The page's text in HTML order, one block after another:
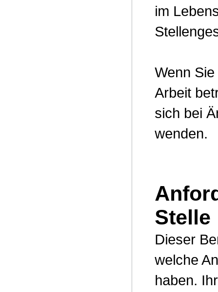
im
Wenn
Arbeit
sich bei
wenden.
Stelle
Dieser
welche
haben.